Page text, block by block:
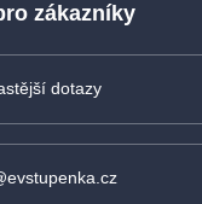
zákazníky
dotazy